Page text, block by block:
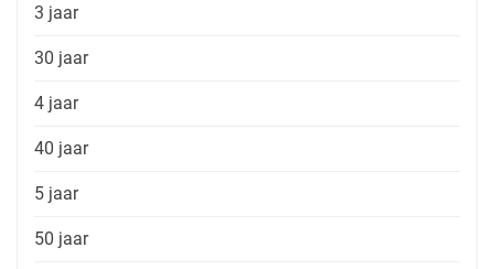
3 jaar
30 jaar
4 jaar
40 jaar
5 jaar
50 jaar